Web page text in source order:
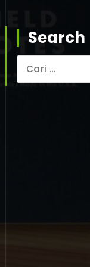
Search
untuk: